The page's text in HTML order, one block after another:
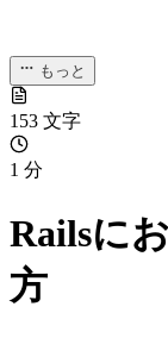
もっと
153 文字
1 分
Railsに
方